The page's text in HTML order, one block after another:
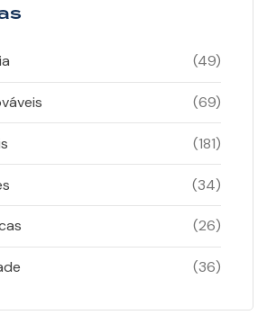
(49)
(69)
(181)
(34)
(26)
(36)